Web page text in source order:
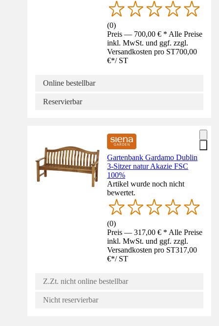
(0)
Preis — 700,00 € * Alle Preise
inkl. MwSt. und ggf. zzgl.
Versandkosten pro ST700,00
€*/ ST
Online bestellbar
Reservierbar
Gartenbank Gardamo Dublin
3-Sitzer natur Akazie FSC
100%
Artikel wurde noch nicht
bewertet.
(0)
Preis — 317,00 € * Alle Preise
inkl. MwSt. und ggf. zzgl.
Versandkosten pro ST317,00
€*/ ST
Z.Zt. nicht online bestellbar
Nicht reservierbar